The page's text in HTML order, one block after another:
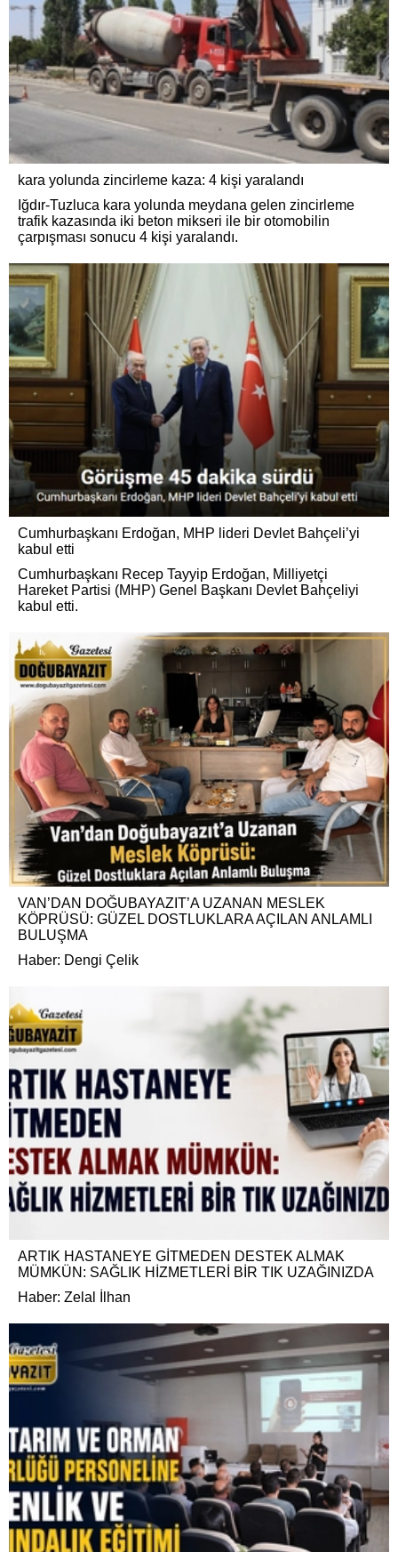
kara yolunda zincirleme kaza: 4 kişi yaralandı
Iğdır-Tuzluca kara yolunda meydana gelen zincirleme
trafik kazasında iki beton mikseri ile bir otomobilin
çarpışması sonucu 4 kişi yaralandı.
Cumhurbaşkanı Erdoğan, MHP lideri Devlet Bahçeli’yi
kabul etti
Cumhurbaşkanı Recep Tayyip Erdoğan, Milliyetçi
Hareket Partisi (MHP) Genel Başkanı Devlet Bahçeliyi
kabul etti.
VAN’DAN DOĞUBAYAZIT’A UZANAN MESLEK
KÖPRÜSÜ: GÜZEL DOSTLUKLARA AÇILAN ANLAMLI
BULUŞMA
Haber: Dengi Çelik
ARTIK HASTANEYE GİTMEDEN DESTEK ALMAK
MÜMKÜN: SAĞLIK HİZMETLERİ BİR TIK UZAĞINIZDA
Haber: Zelal İlhan